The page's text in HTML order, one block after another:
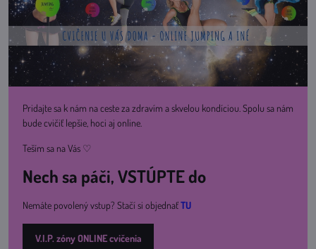
Pridajte sa k nám na ceste za zdravím a skvelou kondíciou. Spolu sa nám
bude cvičiť lepšie, hoci aj online.
Teším sa na Vás ♡
Nech sa páči, VSTÚPTE do
Nemáte povolený vstup? Stačí si objednaťTU
V.I.P. zóny ONLINE cvičenia